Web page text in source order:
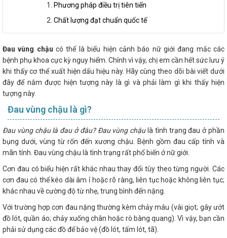
Phương pháp điều trị tiên tiến
Chất lượng đạt chuẩn quốc tế
Đau vùng chậu có thể là biểu hiện cảnh báo nữ giới đang mắc các
bệnh phụ khoa cực kỳ nguy hiểm. Chính vì vậy, chị em cần hết sức lưu ý
khi thấy cơ thể xuất hiện dấu hiệu này. Hãy cùng theo dõi bài viết dưới
đây để nắm được hiện tượng này là gì và phải làm gì khi thấy hiện
tượng này.
Đau vùng chậu là gì?
Đau vùng chậu là đau ở đâu? Đau vùng chậu là tình trạng đau ở phần
bụng dưới, vùng từ rốn đến xương chậu. Bệnh gồm đau cấp tính và
mãn tính. Đau vùng chậu là tình trạng rất phổ biến ở nữ giới.
Cơn đau có biểu hiện rất khác nhau thay đổi tùy theo từng người. Các
cơn đau có thể kéo dài âm ỉ hoặc rõ ràng, liên tục hoặc không liên tục;
khác nhau về cường độ từ nhẹ, trung bình đến nặng.
Với trường hợp cơn đau nặng thường kèm chảy máu (vài giọt; gây ướt
đồ lót, quần áo; chảy xuống chân hoặc rò bàng quang). Vì vậy, bạn cần
phải sử dụng các đồ để bảo vệ (đồ lót, tấm lót, tã).